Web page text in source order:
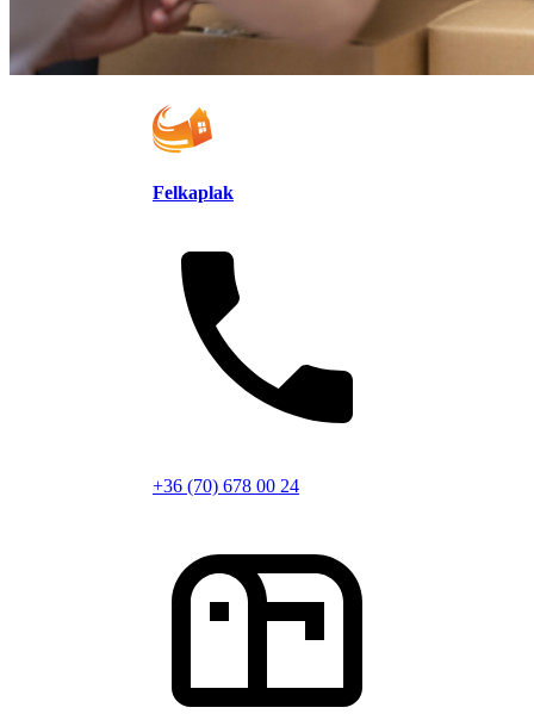
Felkaplak
+36 (70) 678 00 24